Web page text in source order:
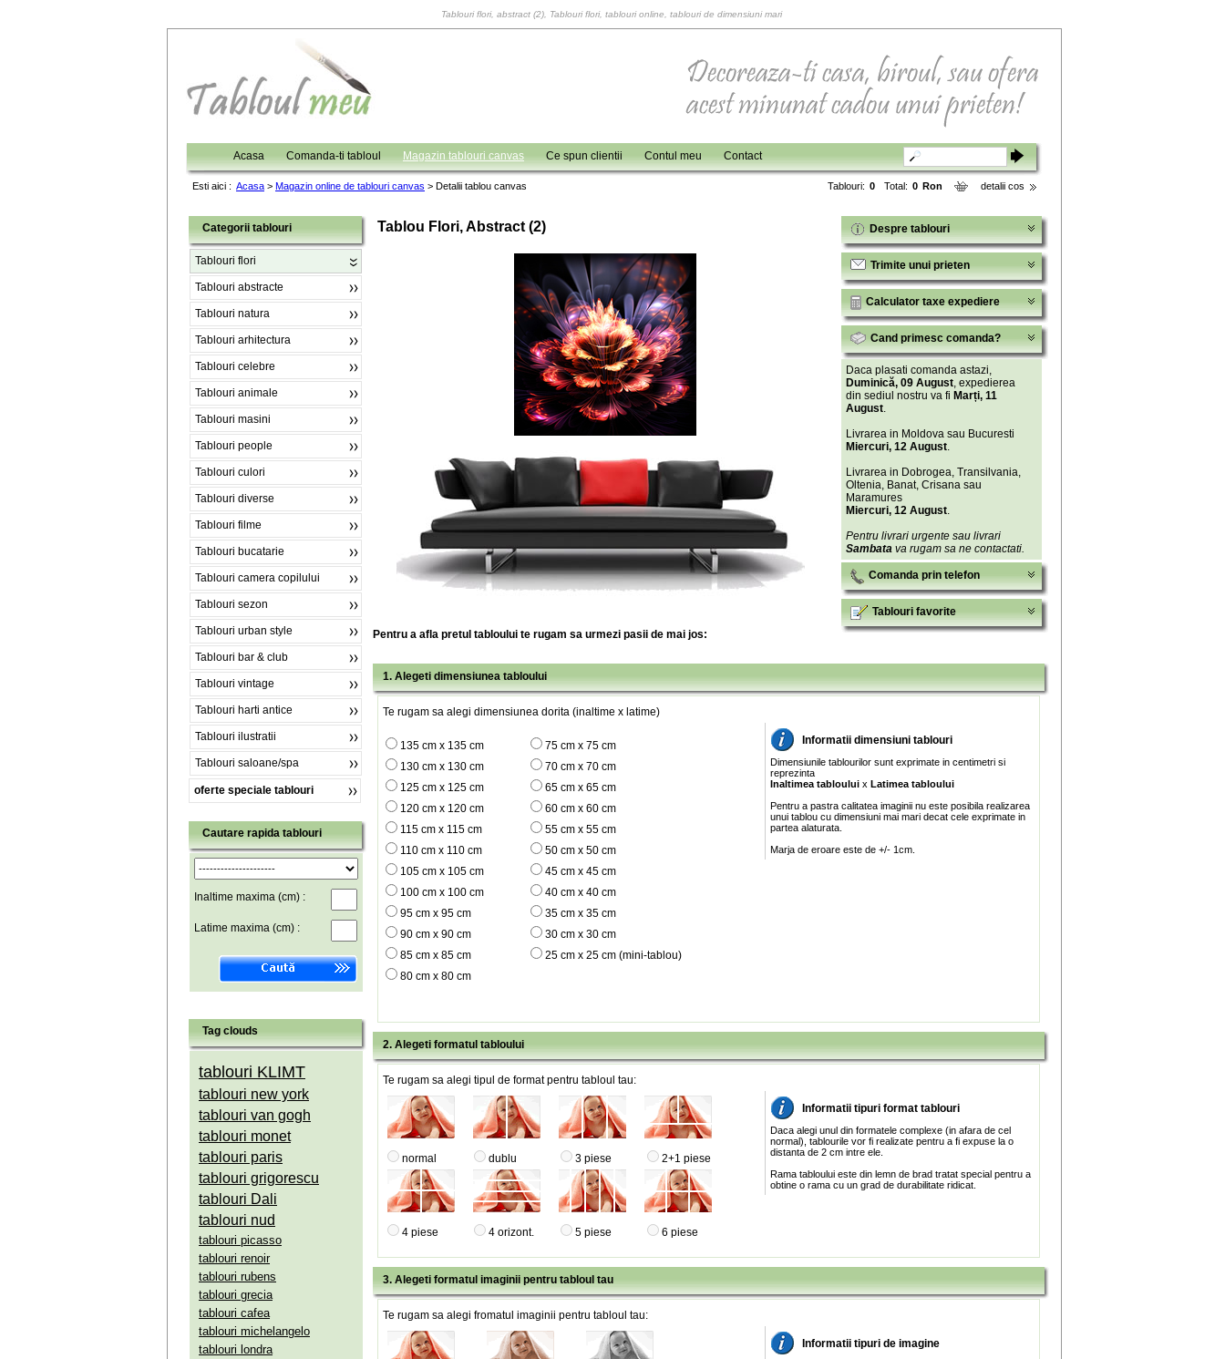
Tablouri flori, abstract (2), Tablouri flori, tablouri online, tablouri de dimensiuni mari
Acasa Comanda-ti tabloul Magazin tablouri canvas Ce spun clientii Contul meu Contact
Esti aici : Acasa > Magazin online de tablouri canvas > Detalii tablou canvas detalii cos
Tablouri: 0 Total: 0 Ron
Categorii tablouri
Tablouri flori
Tablouri abstracte
Tablouri natura
Tablouri arhitectura
Tablouri celebre
Tablouri animale
Tablouri masini
Tablouri people
Tablouri culori
Tablouri diverse
Tablouri filme
Tablouri bucatarie
Tablouri camera copilului
Tablouri sezon
Tablouri urban style
Tablouri bar & club
Tablouri vintage
Tablouri harti antice
Tablouri ilustratii
Tablouri saloane/spa
oferte speciale tablouri
Cautare rapida tablouri
Inaltime maxima (cm) :
Latime maxima (cm) :
Tag clouds
tablouri KLIMT
tablouri new york
tablouri van gogh
tablouri monet
tablouri paris
tablouri grigorescu
tablouri Dali
tablouri nud
tablouri picasso
tablouri renoir
tablouri rubens
tablouri grecia
tablouri cafea
tablouri michelangelo
tablouri londra
Tablou Flori, Abstract (2) Despre tablouri
Trimite unui prieten
Calculator taxe expediere
Cand primesc comanda?
Daca plasati comanda astazi,
Duminică, 09 August, expedierea
din sediul nostru va fi Marți, 11
August.
Livrarea in Moldova sau Bucuresti
Miercuri, 12 August.
Livrarea in Dobrogea, Transilvania,
Oltenia, Banat, Crisana sau
Maramures
Miercuri, 12 August.
Pentru livrari urgente sau livrari
Sambata va rugam sa ne contactati.
Comanda prin telefon
Tablouri favorite
Pentru a afla pretul tabloului te rugam sa urmezi pasii de mai jos:
1. Alegeti dimensiunea tabloului
Te rugam sa alegi dimensiunea dorita (inaltime x latime)
135 cm x 135 cm
75 cm x 75 cm
130 cm x 130 cm
70 cm x 70 cm
125 cm x 125 cm
65 cm x 65 cm
120 cm x 120 cm
60 cm x 60 cm
115 cm x 115 cm
55 cm x 55 cm
110 cm x 110 cm
50 cm x 50 cm
105 cm x 105 cm
45 cm x 45 cm
100 cm x 100 cm
40 cm x 40 cm
95 cm x 95 cm
35 cm x 35 cm
90 cm x 90 cm
30 cm x 30 cm
85 cm x 85 cm
25 cm x 25 cm (mini-tablou)
80 cm x 80 cm
Informatii dimensiuni tablouri
Dimensiunile tablourilor sunt exprimate in centimetri si
reprezinta
Inaltimea tabloului x Latimea tabloului
Pentru a pastra calitatea imaginii nu este posibila realizarea
unui tablou cu dimensiuni mai mari decat cele exprimate in
partea alaturata.
Marja de eroare este de +/- 1cm.
2. Alegeti formatul tabloului
Te rugam sa alegi tipul de format pentru tabloul tau:
normal dublu 3 piese 2+1 piese
Informatii tipuri format tablouri
Daca alegi unul din formatele complexe (in afara de cel
normal), tablourile vor fi realizate pentru a fi expuse la o
distanta de 2 cm intre ele.
Rama tabloului este din lemn de brad tratat special pentru a
obtine o rama cu un grad de durabilitate ridicat.
4 piese 4 orizont. 5 piese 6 piese
3. Alegeti formatul imaginii pentru tabloul tau
Te rugam sa alegi fromatul imaginii pentru tabloul tau:
Informatii tipuri de imagine